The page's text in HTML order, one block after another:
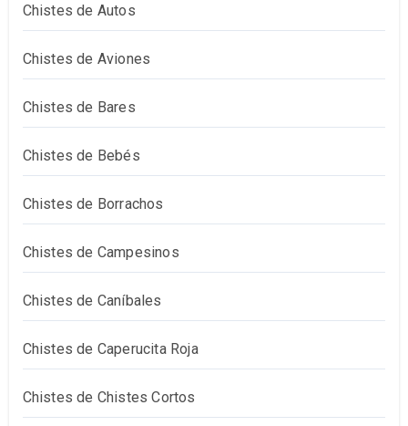
Chistes de Autos
Chistes de Aviones
Chistes de Bares
Chistes de Bebés
Chistes de Borrachos
Chistes de Campesinos
Chistes de Caníbales
Chistes de Caperucita Roja
Chistes de Chistes Cortos